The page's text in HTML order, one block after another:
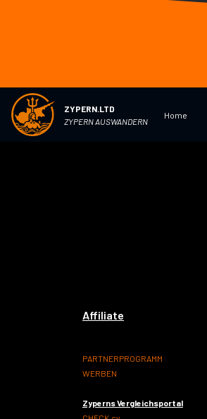
ZYPERN.LTD
ZYPERN AUSWANDERN
Home
Alle Angaben
Affiliate
PARTNERPROGRAMM
WERBEN
Zyperns Vergleichsportal